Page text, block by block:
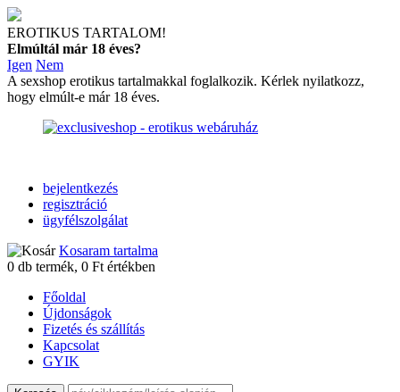
EROTIKUS TARTALOM!
Elmúltál már 18 éves?
Igen Nem
A sexshop erotikus tartalmakkal foglalkozik. Kérlek nyilatkozz,
hogy elmúlt-e már 18 éves.
bejelentkezés
regisztráció
ügyfélszolgálat
Kosaram tartalma
0 db termék, 0 Ft értékben
Főoldal
Újdonságok
Fizetés és szállítás
Kapcsolat
GYIK